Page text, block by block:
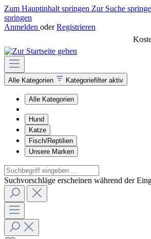
Zum Hauptinhalt springen Zur Suche
springen
Anmelden oder Registrieren
Alle Kategorien Kategoriefilter aktiv
Alle Kategorien
Hund
Katze
Fisch/Reptilien
Unsere Marken
Suchvorschläge erscheinen während der